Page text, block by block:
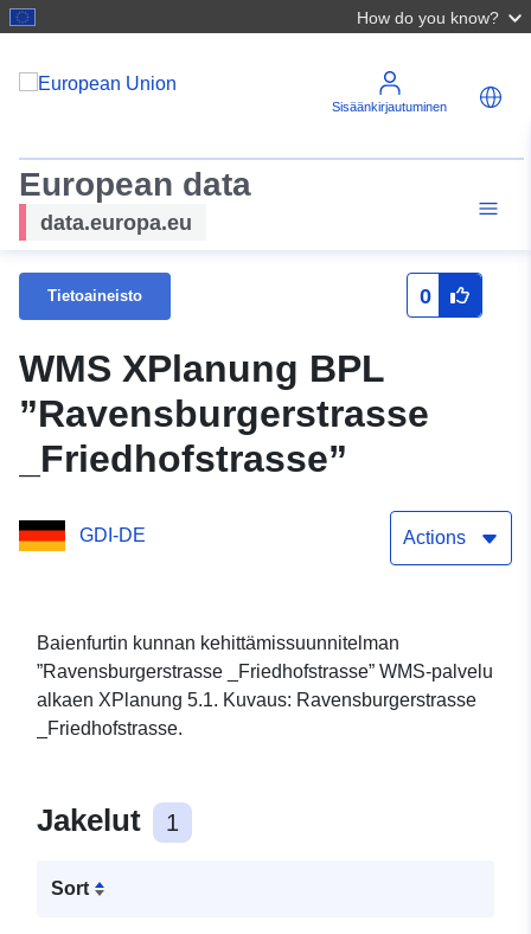
How do you know?
Sisäänkirjautuminen
European data
data.europa.eu
Tietoaineisto 0
WMS XPlanung BPL
”Ravensburgerstrasse
_Friedhofstrasse”
GDI-DE Actions
Baienfurtin kunnan kehittämissuunnitelman
”Ravensburgerstrasse _Friedhofstrasse” WMS-palvelu
alkaen XPlanung 5.1. Kuvaus: Ravensburgerstrasse
_Friedhofstrasse.
Jakelut 1
Sort